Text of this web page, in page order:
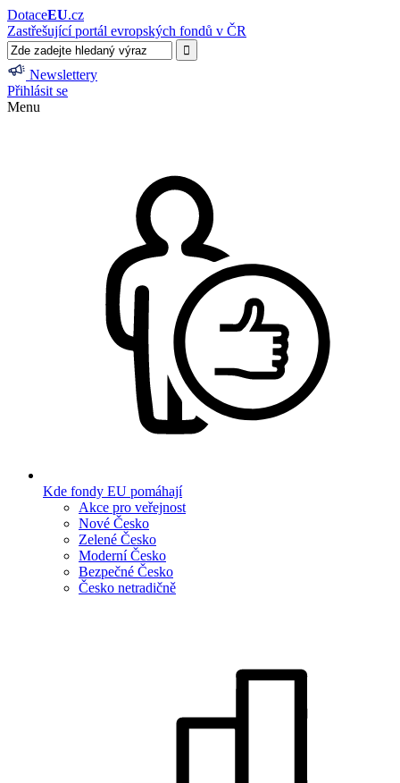
DotaceEU.cz
Zastřešující portál evropských fondů v ČR
Newslettery
Přihlásit se
Menu
Kde fondy EU pomáhají
Akce pro veřejnost
Nové Česko
Zelené Česko
Moderní Česko
Bezpečné Česko
Česko netradičně